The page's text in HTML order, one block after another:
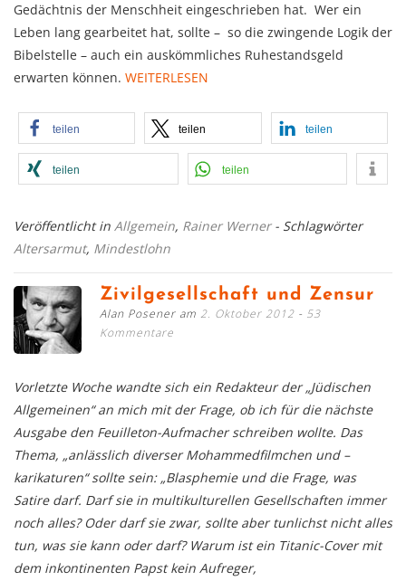
Gedächtnis der Menschheit eingeschrieben hat. Wer ein
Leben lang gearbeitet hat, sollte – so die zwingende Logik der
Bibelstelle – auch ein auskömmliches Ruhestandsgeld
erwarten können. WEITERLESEN
teilen teilen teilen
teilen teilen
Veröffentlicht in Allgemein, Rainer Werner - Schlagwörter
Altersarmut, Mindestlohn
Zivilgesellschaft und Zensur
Alan Posener am 2. Oktober 2012
53
Kommentare
Vorletzte Woche wandte sich ein Redakteur der „Jüdischen
Allgemeinen“ an mich mit der Frage, ob ich für die nächste
Ausgabe den Feuilleton-Aufmacher schreiben wollte. Das
Thema, „anlässlich diverser Mohammedfilmchen und –
karikaturen“ sollte sein: „Blasphemie und die Frage, was
Satire darf. Darf sie in multikulturellen Gesellschaften immer
noch alles? Oder darf sie zwar, sollte aber tunlichst nicht alles
tun, was sie kann oder darf? Warum ist ein Titanic-Cover mit
dem inkontinenten Papst kein Aufreger,